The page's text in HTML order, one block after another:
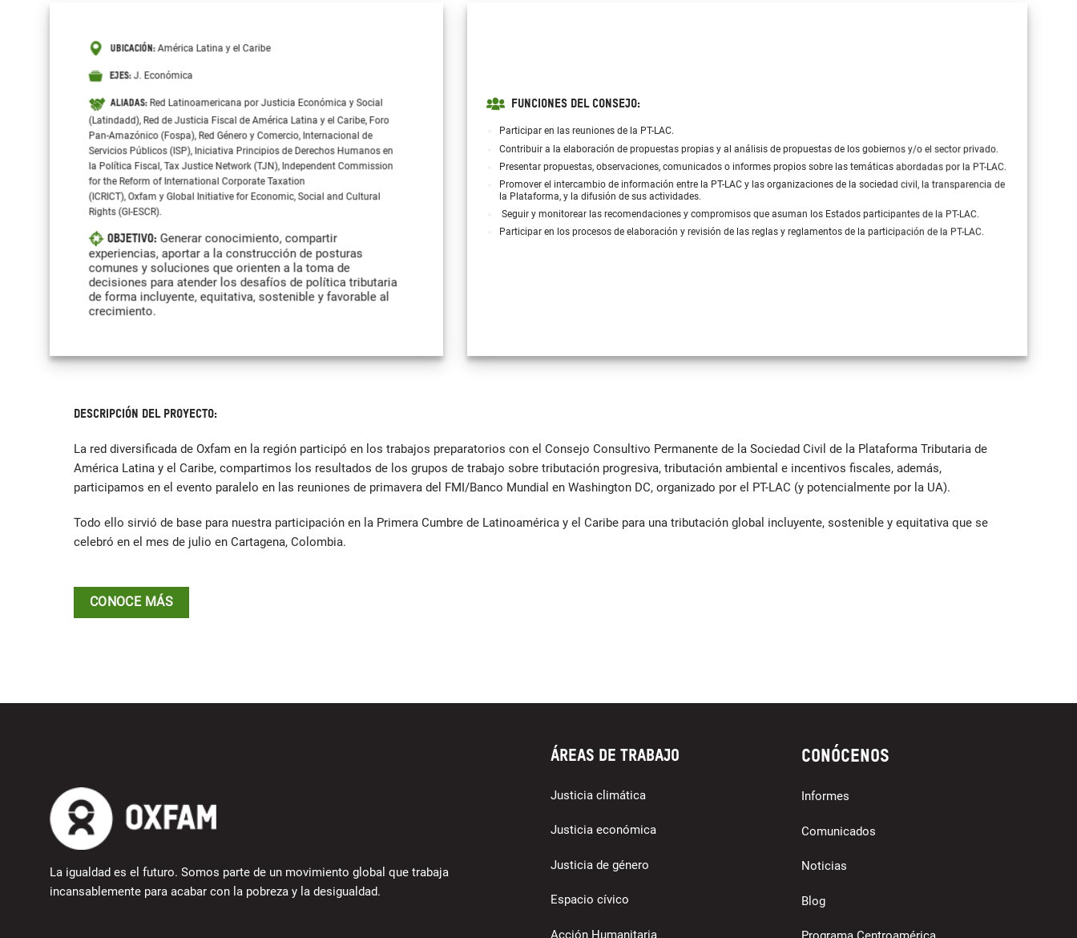
UBICACIÓN:América Latina y el Caribe
EJES:J. Económica
ALIADAS:Red Latinoamericana por Justicia Económica y Social
(Latindadd), Red de Justicia Fiscal de América Latina y el Caribe, Foro
Pan-Amazónico (Fospa), Red Género y Comercio, Internacional de
Servicios Públicos (ISP), Iniciativa Principios de Derechos Humanos en
la Política Fiscal, Tax Justice Network (TJN), Independent Commission
for the Reform of International Corporate Taxation
(ICRICT), Oxfam y Global Initiative for Economic, Social and Cultural
Rights (GI-ESCR).
Objetivo: Generar conocimiento, compartir
experiencias, aportar a la construcción de posturas
comunes y soluciones que orienten a la toma de
decisiones para atender los desafíos de política tributaria
de forma incluyente, equitativa, sostenible y favorable al
crecimiento.
FUNCIONES DEL CONSEJO:
Participar en las reuniones de la PT-LAC.
Contribuir a la elaboración de propuestas propias y al análisis de propuestas de los gobiernos y/o el sector privado.
Presentar propuestas, observaciones, comunicados o informes propios sobre las temáticas abordadas por la PT-LAC.
Promover el intercambio de información entre la PT-LAC y las organizaciones de la sociedad civil, la transparencia de
la Plataforma, y la difusión de sus actividades.
Seguir y monitorear las recomendaciones y compromisos que asuman los Estados participantes de la PT-LAC.
Participar en los procesos de elaboración y revisión de las reglas y reglamentos de la participación de la PT-LAC.
DESCRIPCIÓN DEL PROYECTO:
La red diversificada de Oxfam en la región participó en los trabajos preparatorios con el Consejo Consultivo Permanente de la Sociedad Civil de la Plataforma Tributaria de
América Latina y el Caribe, compartimos los resultados de los grupos de trabajo sobre tributación progresiva, tributación ambiental e incentivos fiscales, además,
participamos en el evento paralelo en las reuniones de primavera del FMI/Banco Mundial en Washington DC, organizado por el PT-LAC (y potencialmente por la UA).
Todo ello sirvió de base para nuestra participación en la Primera Cumbre de Latinoamérica y el Caribe para una tributación global incluyente, sostenible y equitativa que se
celebró en el mes de julio en Cartagena, Colombia.
CONOCE MÁS
La igualdad es el futuro. Somos parte de un movimiento global que trabaja
incansablemente para acabar con la pobreza y la desigualdad.
Áreas de trabajo
Justicia climática
Justicia económica
Justicia de género
Espacio cívico
Acción Humanitaria
Conócenos
Informes
Comunicados
Noticias
Blog